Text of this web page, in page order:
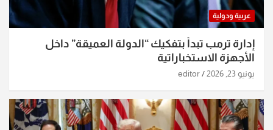
عربية ودولية
إدارة ترمب تبدأ بتفكيك “الدولة العميقة” داخل
الأجهزة الاستخباراتية
يونيو 23, 2026 editor